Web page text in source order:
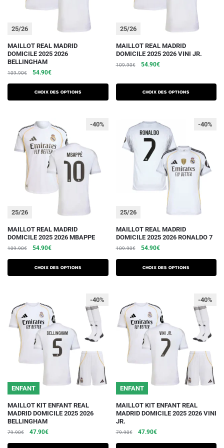
produit
produit
25/26
MAILLOT REAL MADRID
DOMICILE 2025 2026
BELLINGHAM
109.90€
Le
initial
était :
54.90€Le
actuel
est :
Choix des options
Ce
produit
a
variations.
peuvent
être
choisies
produit
25/26
MAILLOT REAL MADRID
DOMICILE 2025 2026 VINI JR.
109.90€
Le
initial
était :
109.90€.
54.90€Le
actuel
est :
54.90€.
Choix des options
Ce
produit
a
variations.
peuvent
être
choisies
produit
25/26
-40%
MAILLOT REAL MADRID
DOMICILE 2025 2026 MBAPPE
109.90€
Le
initial
était :
54.90€Le
actuel
est :
Choix des options
Ce
produit
a
plusieurs
variations.
options
peuvent
être
choisies
du
produit
25/26
-40%
MAILLOT REAL MADRID
DOMICILE 2025 2026 RONALDO 7
109.90€
Le
initial
était :
54.90€Le
actuel
est :
Choix des options
Ce
produit
a
plusieurs
variations.
options
peuvent
être
choisies
du
produit
ENFANT
-40%
MAILLOT KIT ENFANT REAL
MADRID DOMICILE 2025 2026
BELLINGHAM
79.90€
Le
47.90€Le
Ce
produit
a
ENFANT
-40%
MAILLOT KIT ENFANT REAL
MADRID DOMICILE 2025 2026 VINI
JR.
79.90€
Le
47.90€Le
Ce
produit
a